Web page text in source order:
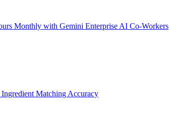
Monthly with Gemini Enterprise AI Co-Workers
Matching Accuracy